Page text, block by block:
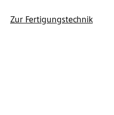
Zur Fertigungstechnik